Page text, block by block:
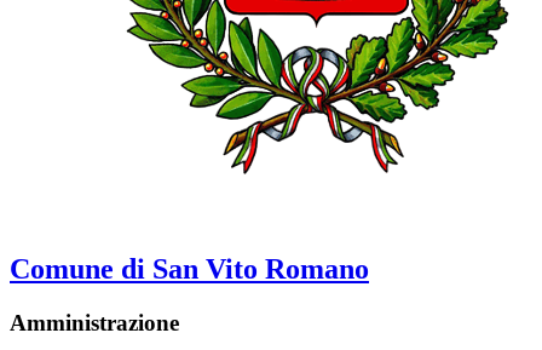
Comune di San Vito Romano
Amministrazione